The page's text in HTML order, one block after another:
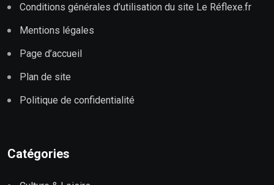
Conditions générales d’utilisation du site Le Réflexe.fr
Mentions légales
Page d’accueil
Plan de site
Politique de confidentialité
Catégories